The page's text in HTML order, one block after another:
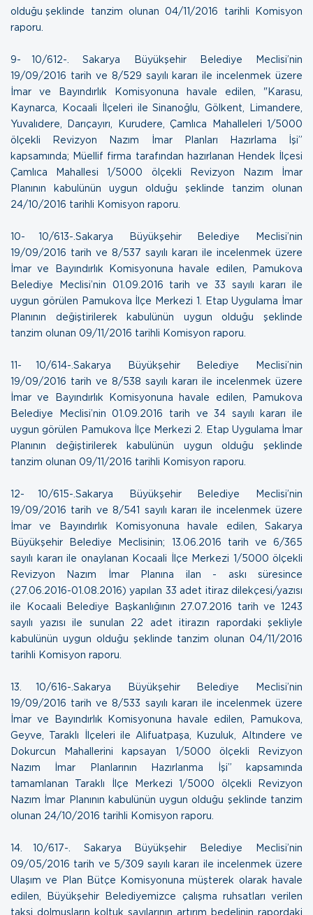
olduğu şeklinde tanzim olunan04/11/2016 tarihli Komisyon
raporu
9- 10/612-. Sakarya Büyükşehir Belediye Meclisi’nin
19/09/2016 tarih ve 8/529 sayılı kararı ile incelenmek üzere
İmar ve Bayındırlık Komisyonuna havale edilen, "Karasu,
Kaynarca, Kocaali İlçeleri ile Sinanoğlu, Gölkent, Limandere,
Yuvalıdere, Darıçayırı, Kurudere, Çamlıca Mahalleleri 1/5000
ölçekli Revizyon Nazım İmar Planları Hazırlama İşi”
kapsamında; Müellif firma tarafından hazırlanan Hendek İlçesi
Çamlıca Mahallesi 1/5000 ölçekli Revizyon Nazım İmar
Planının kabulünün uygun olduğu şeklinde tanzim olunan
24/10/2016 tarihli Komisyon raporu
10- 10/613-.Sakarya Büyükşehir Belediye Meclisi’nin
19/09/2016 tarih ve 8/537 sayılı kararı ile incelenmek üzere
İmar ve Bayındırlık Komisyonuna havale edilen, Pamukova
Belediye Meclisi’nin 01.09.2016 tarih ve 33 sayılı kararı ile
uygun görülen Pamukova İlçe Merkezi 1. Etap Uygulama İmar
Planının değiştirilerek kabulünün uygun olduğu şeklinde
tanzim olunan 09/11/2016 tarihli Komisyon raporu
11- 10/614-.Sakarya Büyükşehir Belediye Meclisi’nin
19/09/2016 tarih ve 8/538 sayılı kararı ile incelenmek üzere
İmar ve Bayındırlık Komisyonuna havale edilen, Pamukova
Belediye Meclisi’nin 01.09.2016 tarih ve 34 sayılı kararı ile
uygun görülen Pamukova İlçe Merkezi 2. Etap Uygulama İmar
Planının değiştirilerek kabulünün uygun olduğu şeklinde
tanzim olunan 09/11/2016 tarihli Komisyon raporu
12- 10/615-.Sakarya Büyükşehir Belediye Meclisi’nin
19/09/2016 tarih ve 8/541 sayılı kararı ile incelenmek üzere
İmar ve Bayındırlık Komisyonuna havale edilen, Sakarya
Büyükşehir Belediye Meclisinin; 13.06.2016 tarih ve 6/365
sayılı kararı ile onaylanan Kocaali İlçe Merkezi 1/5000 ölçekli
Revizyon Nazım İmar Planına ilan - askı süresince
(27.06.2016-01.08.2016) yapılan 33 adet itiraz dilekçesi/yazısı
ile Kocaali Belediye Başkanlığının 27.07.2016 tarih ve 1243
sayılı yazısı ile sunulan 22 adet itirazın rapordaki şekliyle
kabulünün uygun olduğu şeklinde tanzim olunan 04/11/2016
tarihli Komisyon raporu
13. 10/616-.Sakarya Büyükşehir Belediye Meclisi’nin
19/09/2016 tarih ve 8/533 sayılı kararı ile incelenmek üzere
İmar ve Bayındırlık Komisyonuna havale edilen, Pamukova,
Geyve, Taraklı İlçeleri ile Alifuatpaşa, Kuzuluk, Altındere ve
Dokurcun Mahallerini kapsayan 1/5000 ölçekli Revizyon
Nazım İmar Planlarının Hazırlanma İşi” kapsamında
tamamlanan Taraklı İlçe Merkezi 1/5000 ölçekli Revizyon
Nazım İmar Planının kabulünün uygun olduğu şeklinde tanzim
olunan 24/10/2016 tarihli Komisyon raporu
14. 10/617-. Sakarya Büyükşehir Belediye Meclisi’nin
09/05/2016 tarih ve 5/309 sayılı kararı ile incelenmek üzere
Ulaşım ve Plan Bütçe Komisyonuna müşterek olarak havale
edilen, Büyükşehir Belediyemizce çalışma ruhsatları verilen
taksi dolmuşların koltuk sayılarının artırım bedelinin rapordaki